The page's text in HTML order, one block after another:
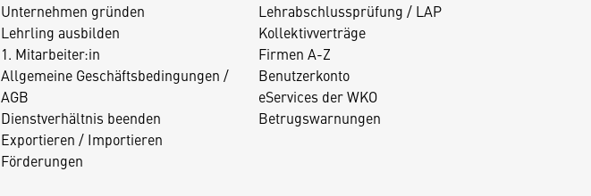
Unternehmen gründen
Lehrling ausbilden
1. Mitarbeiter:in
Allgemeine Geschäftsbedingungen /
AGB
Dienstverhältnis beenden
Exportieren / Importieren
Förderungen
Lehrabschlussprüfung / LAP
Kollektivverträge
Firmen A-Z
Benutzerkonto
eServices der WKO
Betrugswarnungen